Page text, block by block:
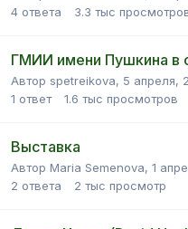
4 ответа 3.3 тыс
ГМИИ имени Пушкина в
Автор spetreikova, 5 апреля,
1 ответ 1.6 тыс просмотров
Выставка
Автор Maria Semenova, 1
2 ответа 2 тыс просмотр